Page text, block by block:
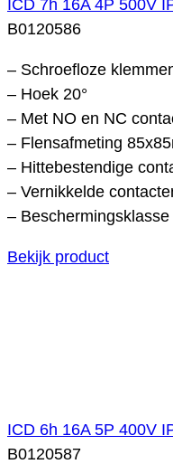
ICD 7h 16A 4P 500V
B0120586
– Schroefloze
– Hoek 20°
– Met NO en NC
– Flensafmeting
– Hittebestendige
– Vernikkelde
–
Bekijk product
ICD 6h 16A 5P 400V
B0120587